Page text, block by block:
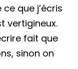
que j’écris
vertigineux.
fait que
sinon on